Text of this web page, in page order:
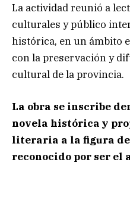
La actividad reunió a
culturales y público
histórica, en un ámbito
con la preservación y
cultural de la provincia.
La obra se inscribe
novela histórica y
literaria a la figura de
reconocido por ser